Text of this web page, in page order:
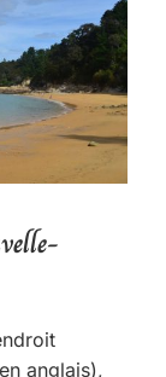
anglais),